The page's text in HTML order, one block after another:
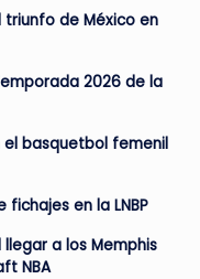
triunfo de México en
2026 de la
el basquetbol femenil
en la LNBP
a los Memphis
NBA